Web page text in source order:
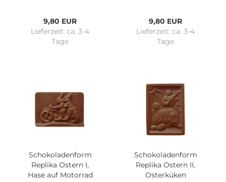
9,80 EUR
Lieferzeit: ca. 3-4
Tage
9,80 EUR
Lieferzeit: ca. 3-4
Tage
Schokoladenform
Replika Ostern I,
Hase auf Motorrad
Schokoladenform
Replika Ostern II,
Osterküken